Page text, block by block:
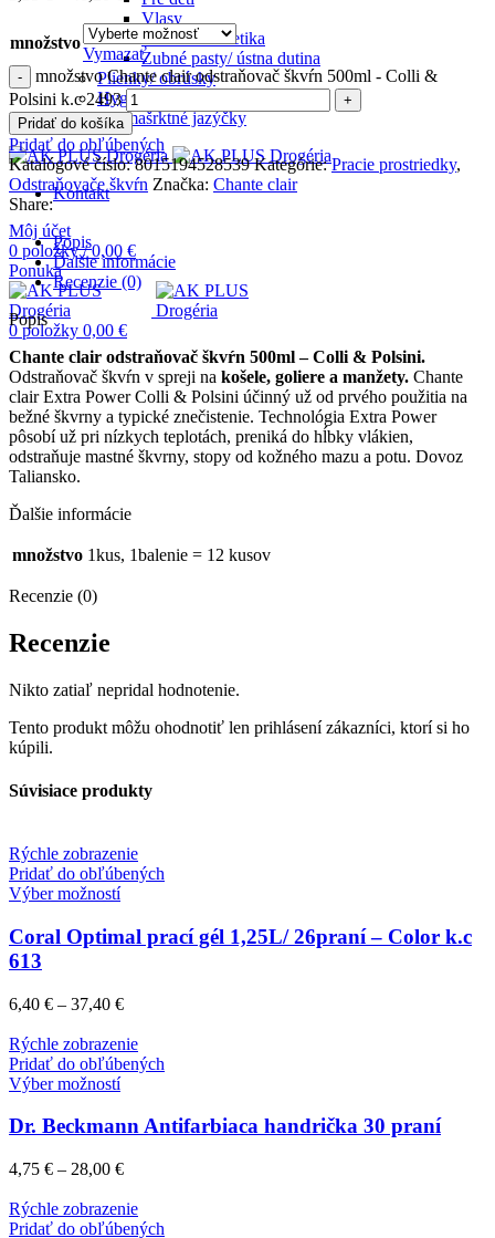
Vlasy
Telová kozmetika
Zubné pasty/ ústna dutina
Plienky/ obrúsky
Hygienické potreby
Pre mašrktné jazýčky
Kontakt
Môj účet
0 položky / 0,00 €
Ponuka
0položky 0,00 €
množstvo
Vymazať
množstvo Chante clair odstraňovač škvŕn 500ml - Colli &
Polsini k.c 2493
Pridať do košíka
Pridať do obľúbených
Katalógové číslo:8015194528539Kategórie: Pracie prostriedky,
Odstraňovače škvŕn Značka: Chante clair
Share:
Popis
Ďalšie informácie
Recenzie (0)
Popis
Chante clair odstraňovač škvŕn 500ml – Colli & Polsini.
Odstraňovač škvŕn v spreji na košele, goliere a manžety. Chante
clair Extra Power Colli & Polsini účinný už od prvého použitia na
bežné škvrny a typické znečistenie. Technológia Extra Power
pôsobí už pri nízkych teplotách, preniká do hĺbky vlákien,
odstraňuje mastné škvrny, stopy od kožného mazu a potu. Dovoz
Taliansko.
Ďalšie informácie
množstvo 1kus, 1balenie = 12 kusov
Recenzie (0)
Recenzie
Nikto zatiaľ nepridal hodnotenie.
Tento produkt môžu ohodnotiť len prihlásení zákazníci, ktorí si ho
kúpili.
Súvisiace produkty
Rýchle zobrazenie
Pridať do obľúbených
Výber možností
Coral Optimal prací gél 1,25L/ 26praní – Color k.c
613
6,40 € – 37,40 €
Rýchle zobrazenie
Pridať do obľúbených
Výber možností
Dr. Beckmann Antifarbiaca handrička 30 praní
4,75 € – 28,00 €
Rýchle zobrazenie
Pridať do obľúbených